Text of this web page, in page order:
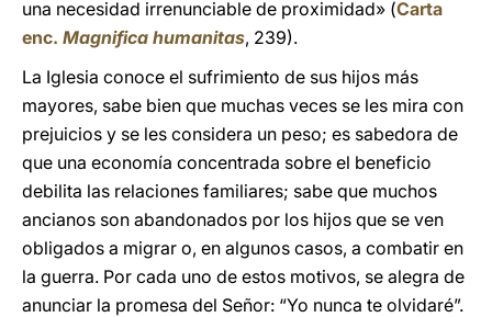
una necesidad irrenunciable de proximidad» (Carta
enc. Magnifica humanitas, 239).
La Iglesia conoce el sufrimiento de sus hijos más
mayores, sabe bien que muchas veces se les mira con
prejuicios y se les considera un peso; es sabedora de
que una economía concentrada sobre el beneficio
debilita las relaciones familiares; sabe que muchos
ancianos son abandonados por los hijos que se ven
obligados a migrar o, en algunos casos, a combatir en
la guerra. Por cada uno de estos motivos, se alegra de
anunciar la promesa del Señor: “Yo nunca te olvidaré”.